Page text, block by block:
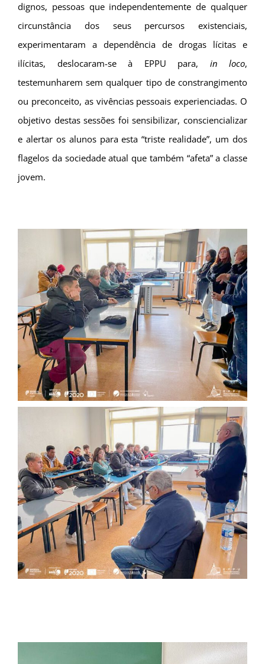
dignos, pessoas que independentemente de qualquer
circunstância dos seus percursos existenciais,
experimentaram a dependência de drogas lícitas e
ilícitas, deslocaram-se à EPPU para, in loco,
testemunharem sem qualquer tipo de constrangimento
ou preconceito, as vivências pessoais experienciadas. O
objetivo destas sessões foi sensibilizar, consciencializar
e alertar os alunos para esta “triste realidade”, um dos
flagelos da sociedade atual que também “afeta” a classe
jovem.